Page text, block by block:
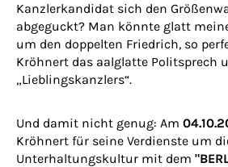
Kanzlerkandidat sich den
abgeguckt? Man könnte glatt
um den doppelten Friedrich, so
Kröhnert das aalglatte Politsprech
„Lieblingskanzlers“.
Und damit nicht genug: Am
Kröhnert für seine Verdienste um
Unterhaltungskultur mit dem